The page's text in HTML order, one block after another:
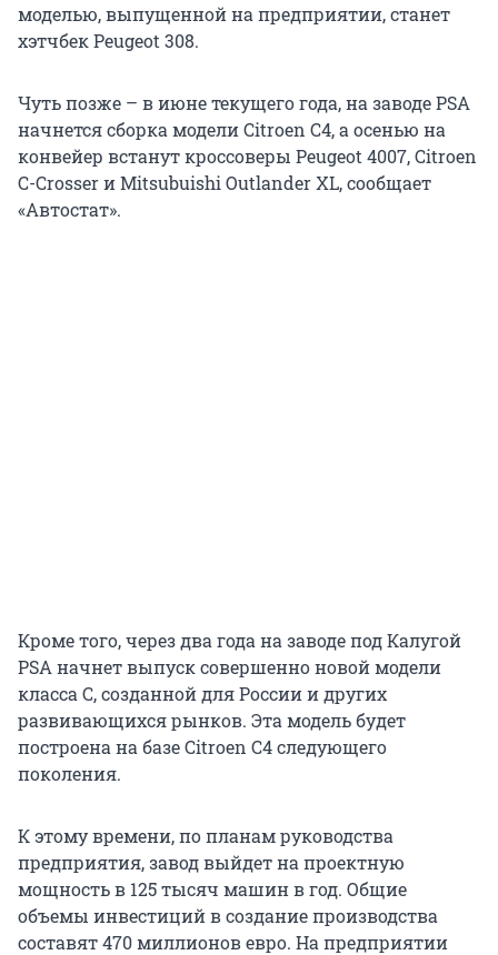
моделью, выпущенной на предприятии, станет
хэтчбек Peugeot 308.
Чуть позже – в июне текущего года, на заводе PSA
начнется сборка модели Citroen C4, а осенью на
конвейер встанут кроссоверы Peugeot 4007, Citroen
C-Crosser и Mitsubuishi Outlander XL, сообщает
«Автостат».
Кроме того, через два года на заводе под Калугой
PSA начнет выпуск совершенно новой модели
класса С, созданной для России и других
развивающихся рынков. Эта модель будет
построена на базе Citroen C4 следующего
поколения.
К этому времени, по планам руководства
предприятия, завод выйдет на проектную
мощность в 125 тысяч машин в год. Общие
объемы инвестиций в создание производства
составят 470 миллионов евро. На предприятии